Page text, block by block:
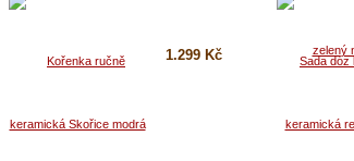
1.299 Kč